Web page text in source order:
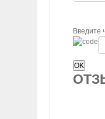
Введите